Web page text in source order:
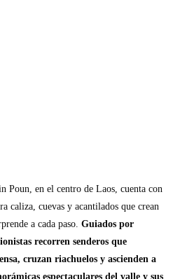
Poun, en el centro de Laos, cuenta con
caliza, cuevas y acantilados que crean
a cada paso.Guiados por
recorren senderos que
cruzan riachuelos y ascienden a
espectaculares del valle y sus